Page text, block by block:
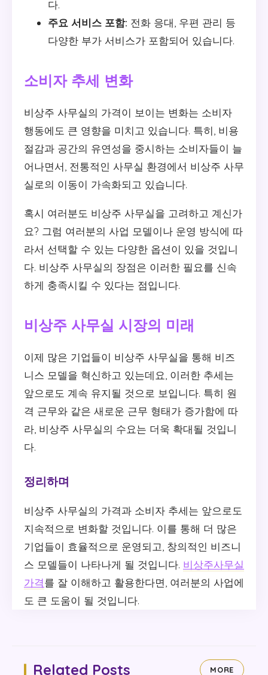
다.
주요 서비스 포함: 전화 응대, 우편 관리 등
다양한 부가 서비스가 포함되어 있습니다.
소비자 추세 변화
비상주 사무실의 가격이 보이는 변화는 소비자
행동에도 큰 영향을 미치고 있습니다. 특히, 비용
절감과 공간의 유연성을 중시하는 소비자들이 늘
어나면서, 전통적인 사무실 환경에서 비상주 사무
실로의 이동이 가속화되고 있습니다.
혹시 여러분도 비상주 사무실을 고려하고 계신가
요? 그럼 여러분의 사업 모델이나 운영 방식에 따
라서 선택할 수 있는 다양한 옵션이 있을 것입니
다. 비상주 사무실의 장점은 이러한 필요를 신속
하게 충족시킬 수 있다는 점입니다.
비상주 사무실 시장의 미래
이제 많은 기업들이 비상주 사무실을 통해 비즈
니스 모델을 혁신하고 있는데요, 이러한 추세는
앞으로도 계속 유지될 것으로 보입니다. 특히 원
격 근무와 같은 새로운 근무 형태가 증가함에 따
라, 비상주 사무실의 수요는 더욱 확대될 것입니
다.
정리하며
비상주 사무실의 가격과 소비자 추세는 앞으로도
지속적으로 변화할 것입니다. 이를 통해 더 많은
기업들이 효율적으로 운영되고, 창의적인 비즈니
스 모델들이 나타나게 될 것입니다. 비상주사무실
가격를 잘 이해하고 활용한다면, 여러분의 사업에
도 큰 도움이 될 것입니다.
Related Posts MORE